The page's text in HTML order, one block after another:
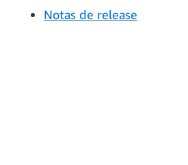
Notas de release